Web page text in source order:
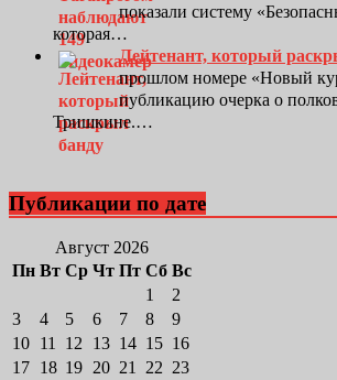
показали систему
которая…
Лейтенант, который
прошлом номере «Новый
публикацию очерка о
Тришкине.…
Публикации по дате
Август 2026
Пн Вт Ср Чт Пт Сб Вс
1
2
3
4 5 6 7 8
9
10 11 12 13 14 15 16
17 18 19 20 21 22 23